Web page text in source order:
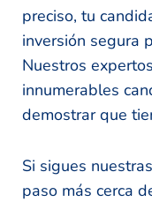
preciso, tu
inversión segura
Nuestros
innumerables
demostrar que
Si sigues
paso más cerca